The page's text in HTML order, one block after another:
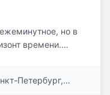
но в
времени.
для Бога.
Петербург,